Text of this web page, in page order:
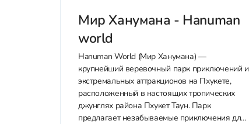
Мир Ханумана - Hanuman
world
Hanuman World (Мир Ханумана) —
крупнейший веревочный парк приключений и
экстремальных аттракционов на Пхукете,
расположенный в настоящих тропических
джунглях района Пхукет Таун. Парк
предлагает незабываемые приключения для